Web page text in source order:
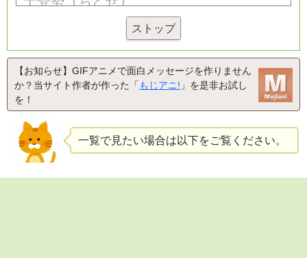
ストップ
【お知らせ】GIFアニメで面白メッセージを作りません
か？当サイト作者が作った「もじアニ! 」を是非お試し
を！
一覧で見たい場合は以下をご覧ください。